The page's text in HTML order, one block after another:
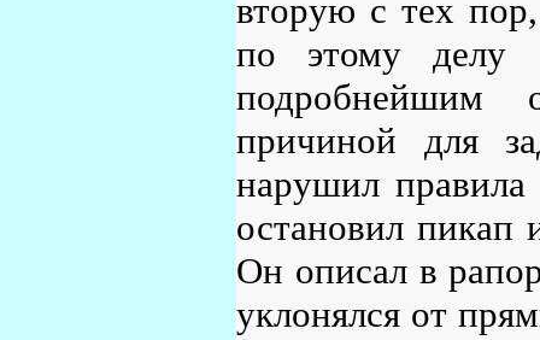
вторую с тех
по этому делу
подробнейшим
причиной для
нарушил
остановил пикап
Он описал в
уклонялся от